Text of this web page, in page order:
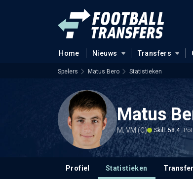
Home Nieuws Transfers
Spelers Matus Bero Statistieken
Matus
M, VM (C) Skill: 58.4
Profiel Statistieken